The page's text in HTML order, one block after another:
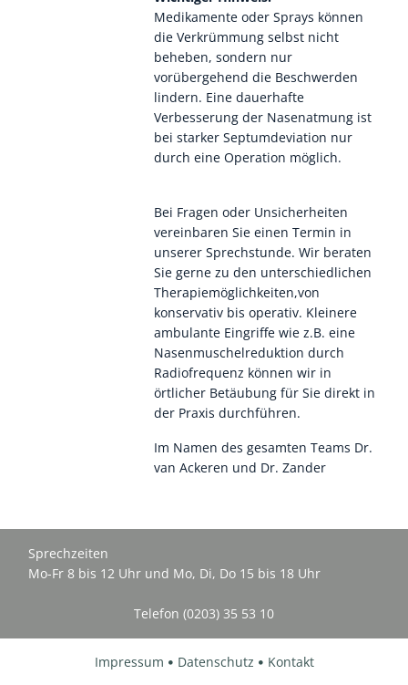
Medikamente oder Sprays können
die Verkrümmung selbst nicht
beheben, sondern nur
vorübergehend die Beschwerden
lindern. Eine dauerhafte
Verbesserung der Nasenatmung ist
bei starker Septumdeviation nur
durch eine Operation möglich.
Bei Fragen oder Unsicherheiten
vereinbaren Sie einen Termin in
unserer Sprechstunde. Wir beraten
Sie gerne zu den unterschiedlichen
Therapiemöglichkeiten,von
konservativ bis operativ. Kleinere
ambulante Eingriffe wie z.B. eine
Nasenmuschelreduktion durch
Radiofrequenz können wir in
örtlicher Betäubung für Sie direkt in
der Praxis durchführen.
Im Namen des gesamten Teams Dr.
van Ackeren und Dr. Zander
Sprechzeiten
Mo-Fr 8 bis 12 Uhr und Mo, Di, Do 15 bis 18 Uhr
Telefon (0203) 35 53 10
Impressum Datenschutz Kontakt